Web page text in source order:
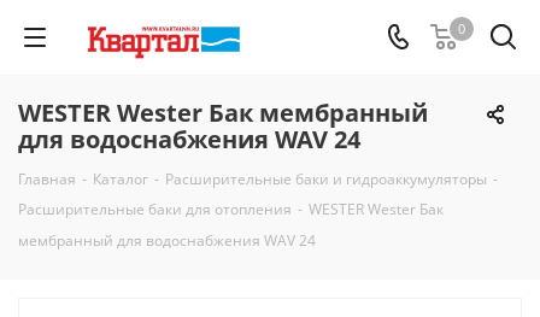
0
WESTER Wester Бак мембранный
для водоснабжения WAV 24
Главная - Каталог - Расширительные баки и гидроаккумуляторы -
Расширительные баки для отопления - WESTER Wester Бак
мембранный для водоснабжения WAV 24